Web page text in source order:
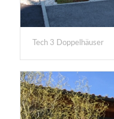
Tech 3 Doppelhäuser